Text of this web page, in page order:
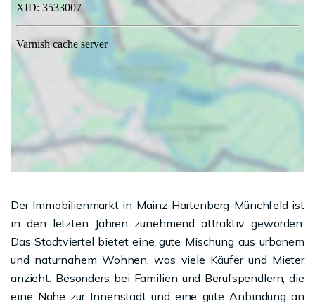
Der Immobilienmarkt in Mainz-Hartenberg-Münchfeld ist
in den letzten Jahren zunehmend attraktiv geworden.
Das Stadtviertel bietet eine gute Mischung aus urbanem
und naturnahem Wohnen, was viele Käufer und Mieter
anzieht. Besonders bei Familien und Berufspendlern, die
eine Nähe zur Innenstadt und eine gute Anbindung an